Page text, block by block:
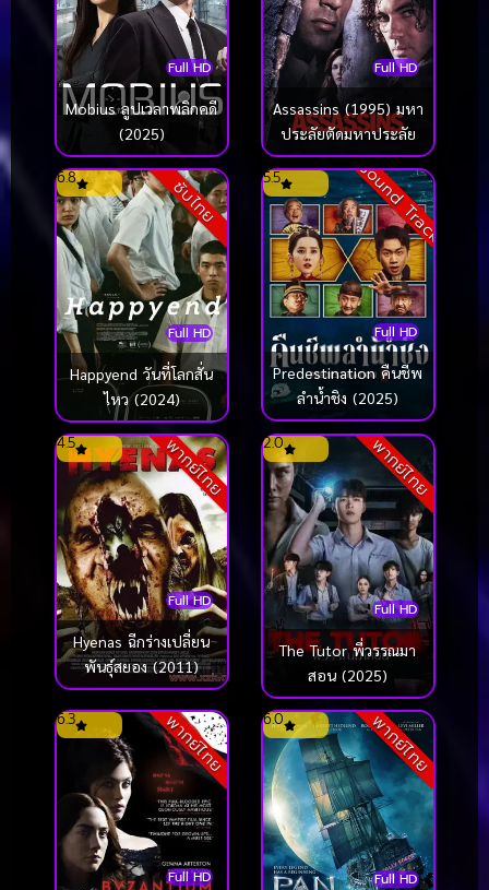
Full HD
Mobius ลูปเวลาพลิกคดี
(2025)
Full HD
Assassins (1995) มหา
ประลัยตัดมหาประลัย
ซับไทย
Full HD
6.8
Happyend วันที่โลกสั่น
ไหว (2024)
Sound Track
Full HD
5.5
Predestination คืนชีพ
ลำน้ำชิง (2025)
พากย์ไทย
Full HD
4.5
Hyenas ฉีกร่างเปลี่ยน
พันธุ์สยอง (2011)
พากย์ไทย
Full HD
2.0
The Tutor พี่วรรณมา
สอน (2025)
พากย์ไทย
Full HD
6.3 พากย์ไทย
Full HD
6.0